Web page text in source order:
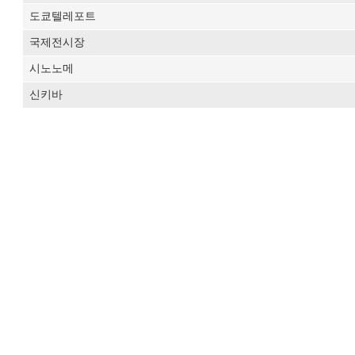
도쿄텔레포트
국제전시장
시노노메
신키바